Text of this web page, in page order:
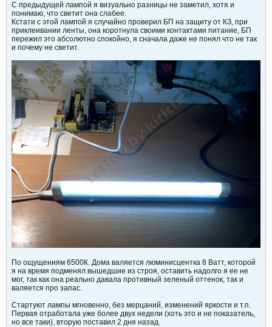
С предыдущей лампой я визуально разницы не заметил, хотя и
понимаю, что светит она слабее.
Кстати с этой лампой я случайно проверил БП на защиту от КЗ, при
приклеивании ленты, она коротнула своими контактами питание, БП
пережил это абсолютно спокойно, я сначала даже не понял что не так
и почему не светит.
По ощущениям 6500К. Дома валяется люминисцентка 8 Ватт, которой
я на время подменял вышедшие из строя, оставить надолго я ее не
мог, так как она реально давала противный зеленый оттенок, так и
валяется про запас.
Стартуют лампы мгновенно, без мерцаний, изменений яркости и т.п.
Первая отработала уже более двух недели (хоть это и не показатель,
но все таки), вторую поставил 2 дня назад.